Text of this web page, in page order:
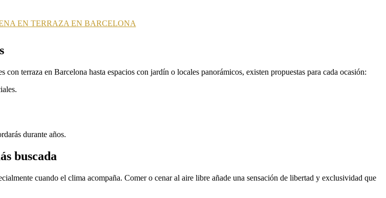
EN TERRAZA EN BARCELONA
terraza en Barcelona hasta espacios con jardín o locales panorámicos, existen propuestas para cada ocasión:
durante años.
buscada
cuando el clima acompaña. Comer o cenar al aire libre añade una sensación de libertad y exclusividad que